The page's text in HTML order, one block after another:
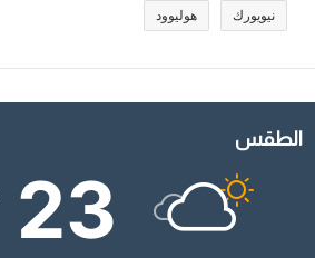
نيويورك هوليوود
الطقس
23